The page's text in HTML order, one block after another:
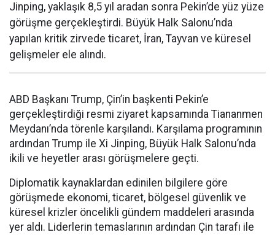
Jinping, yaklaşık 8,5 yıl aradan sonra Pekin’de yüz yüze
görüşme gerçekleştirdi. Büyük Halk Salonu’nda
yapılan kritik zirvede ticaret, İran, Tayvan ve küresel
gelişmeler ele alındı.
ABD Başkanı Trump, Çin’in başkenti Pekin’e
gerçekleştirdiği resmi ziyaret kapsamında Tiananmen
Meydanı’nda törenle karşılandı. Karşılama programının
ardından Trump ile Xi Jinping, Büyük Halk Salonu’nda
ikili ve heyetler arası görüşmelere geçti.
Diplomatik kaynaklardan edinilen bilgilere göre
görüşmede ekonomi, ticaret, bölgesel güvenlik ve
küresel krizler öncelikli gündem maddeleri arasında
yer aldı. Liderlerin temaslarının ardından Çin tarafı ile